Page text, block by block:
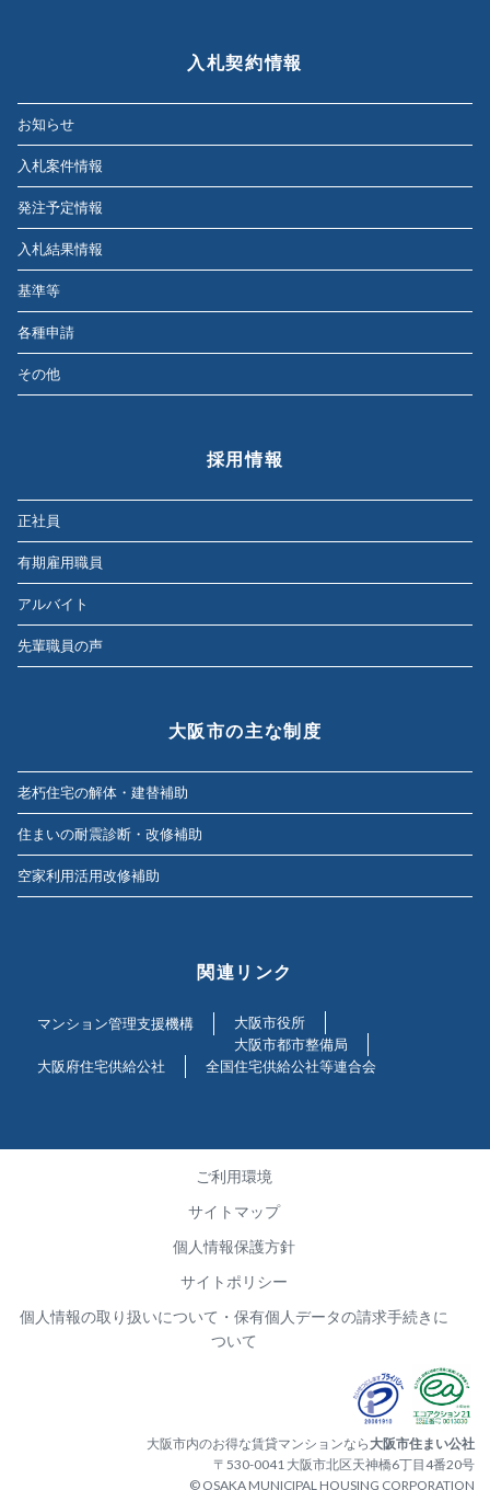
入札契約情報
お知らせ
入札案件情報
発注予定情報
入札結果情報
基準等
各種申請
その他
採用情報
正社員
有期雇用職員
アルバイト
先輩職員の声
大阪市の主な制度
老朽住宅の解体・建替補助
住まいの耐震診断・改修補助
空家利用活用改修補助
関連リンク
マンション管理支援機構
大阪市役所
大阪市都市整備局
大阪府住宅供給公社
全国住宅供給公社等連合会
ご利用環境
サイトマップ
個人情報保護方針
サイトポリシー
個人情報の取り扱いについて・保有個人データの請求手続きに
ついて
大阪市内のお得な賃貸マンションなら大阪市住まい公社
〒530-0041 大阪市北区天神橋6丁目4番20号
© OSAKA MUNICIPAL HOUSING CORPORATION